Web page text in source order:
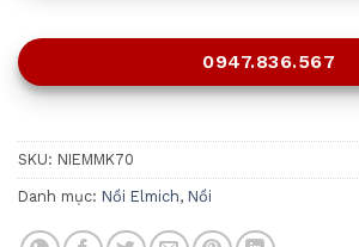
0947.836.567
SKU: NIEMMK70
Danh mục: Nồi Elmich, Nồi